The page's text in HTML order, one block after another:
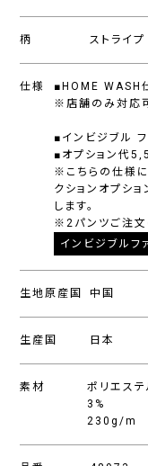
柄 ストライプ
仕様
■HOME WASH
※店舗のみ対応
■インビジブル フ
■オプション代
※こちらの仕様に
クションオプシ
します。
※2パンツご注文
インビジブルフ
生地原産国 中国
生産国 日本
素材
ポリエス
3%
230g/m